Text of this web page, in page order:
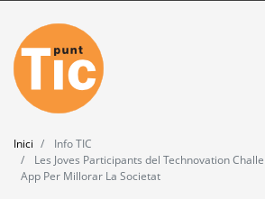
Inici
Punt TIC
Actualitat
Agenda
Inici
Info TIC
Les Joves Participants del Technovation
App Per Millorar La Societat